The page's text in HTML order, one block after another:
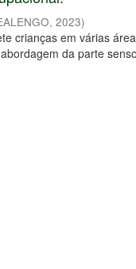
,2023)
crianças em várias
da parte